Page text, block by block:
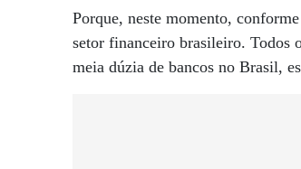
Porque, neste momento,
setor financeiro brasileiro. Todos
meia dúzia de bancos no Brasil,